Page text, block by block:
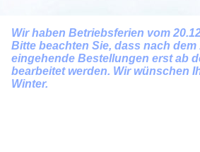
Steria ®
Spray
Wir haben Betriebsferien vom
Bitte beachten Sie, dass nach dem
eingehende Bestellungen erst ab
bearbeitet werden. Wir wünschen
Winter.